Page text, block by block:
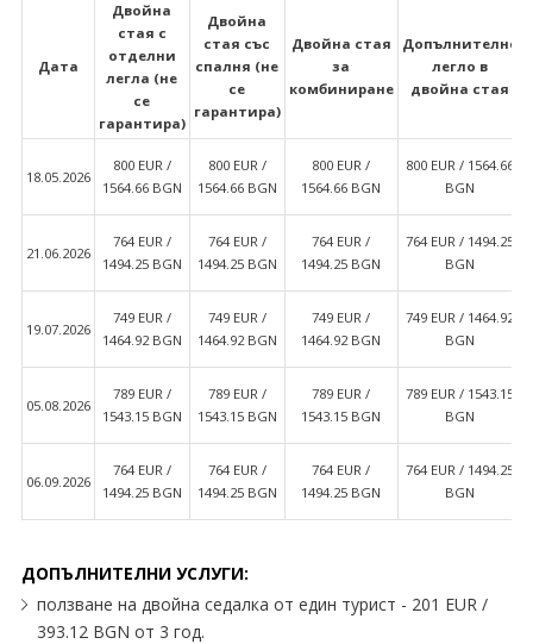
Дата
Двойна
стая с
отделни
легла (не
се
гарантира)
Двойна
стая със
спалня (не
се
гарантира)
Двойна стая
за
комбиниране
Допълнително
легло в
двойна стая
18.05.2026
800 EUR /
1564.66 BGN
800 EUR /
1564.66 BGN
800 EUR /
1564.66 BGN
800 EUR / 1564.66
BGN
21.06.2026
764 EUR /
1494.25 BGN
764 EUR /
1494.25 BGN
764 EUR /
1494.25 BGN
764 EUR / 1494.25
BGN
19.07.2026
749 EUR /
1464.92 BGN
749 EUR /
1464.92 BGN
749 EUR /
1464.92 BGN
749 EUR / 1464.92
BGN
05.08.2026
789 EUR /
1543.15 BGN
789 EUR /
1543.15 BGN
789 EUR /
1543.15 BGN
789 EUR / 1543.15
BGN
06.09.2026
764 EUR /
1494.25 BGN
764 EUR /
1494.25 BGN
764 EUR /
1494.25 BGN
764 EUR / 1494.25
BGN
ДОПЪЛНИТЕЛНИ УСЛУГИ:
ползване на двойна седалка от един турист - 201 EUR /
393.12 BGN от 3 год.